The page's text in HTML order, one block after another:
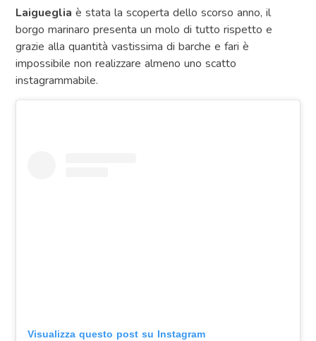
Laigueglia è stata la scoperta dello scorso anno, il
borgo marinaro presenta un molo di tutto rispetto e
grazie alla quantità vastissima di barche e fari è
impossibile non realizzare almeno uno scatto
instagrammabile.
Visualizza questo post su Instagram